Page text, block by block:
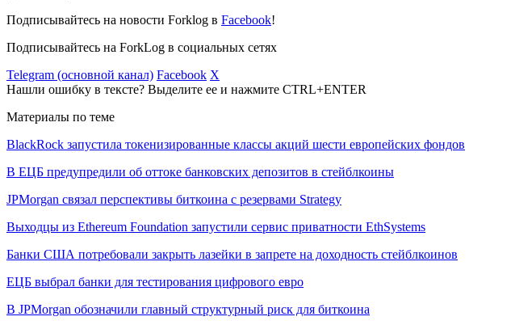
Подписывайтесь на новости Forklog в Facebook!
Подписывайтесь на ForkLog в социальных сетях
Telegram (основной канал) Facebook X
Нашли ошибку в тексте? Выделите ее и нажмите CTRL+ENTER
Материалы по теме
BlackRock запустила токенизированные классы акций шести европейских фондов
В ЕЦБ предупредили об оттоке банковских депозитов в стейблкоины
JPMorgan связал перспективы биткоина с резервами Strategy
Выходцы из Ethereum Foundation запустили сервис приватности EthSystems
Банки США потребовали закрыть лазейки в запрете на доходность стейблкоинов
ЕЦБ выбрал банки для тестирования цифрового евро
В JPMorgan обозначили главный структурный риск для биткоина